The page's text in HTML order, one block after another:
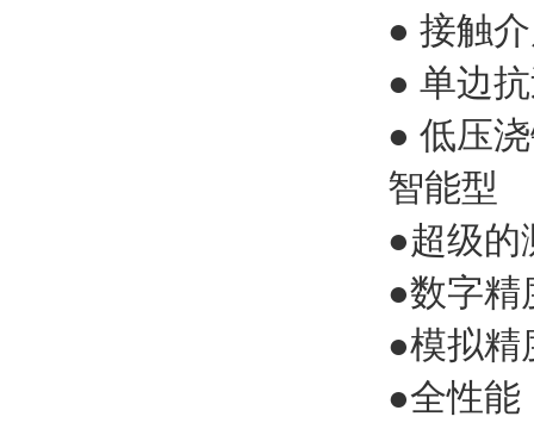
● 接触
● 单边
● 低压
智能型
●超级的
●数字精
●模拟精
●全性能